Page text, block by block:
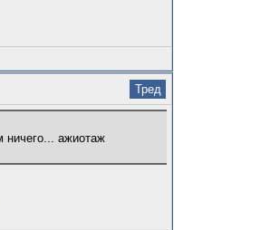
Тред
ничего... ажиотаж